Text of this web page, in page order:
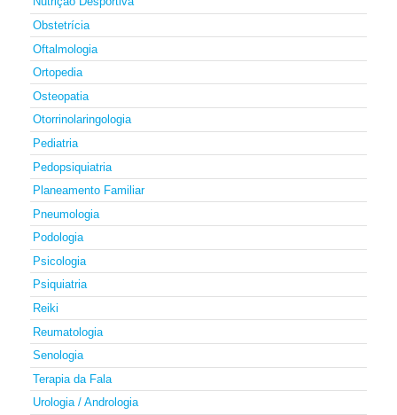
Obstetrícia
Oftalmologia
Ortopedia
Osteopatia
Otorrinolaringologia
Pediatria
Pedopsiquiatria
Planeamento Familiar
Pneumologia
Podologia
Psicologia
Psiquiatria
Reiki
Reumatologia
Senologia
Terapia da Fala
Urologia / Andrologia